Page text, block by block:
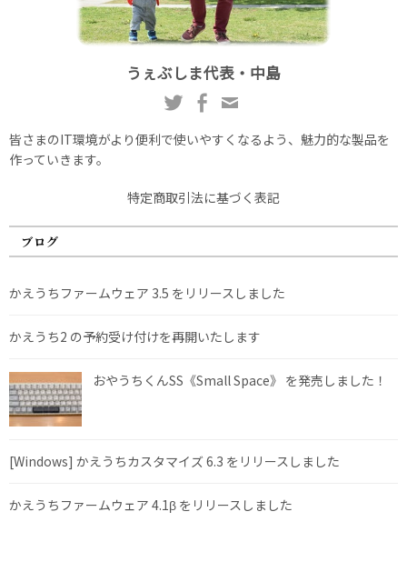
うぇぶしま代表・中島
皆さまのIT環境がより便利で使いやすくなるよう、魅力的な製品を
作っていきます。
特定商取引法に基づく表記
ブログ
かえうちファームウェア 3.5 をリリースしました
かえうち2 の予約受け付けを再開いたします
おやうちくんSS《Small Space》 を発売しました！
[Windows] かえうちカスタマイズ 6.3 をリリースしました
かえうちファームウェア 4.1β をリリースしました